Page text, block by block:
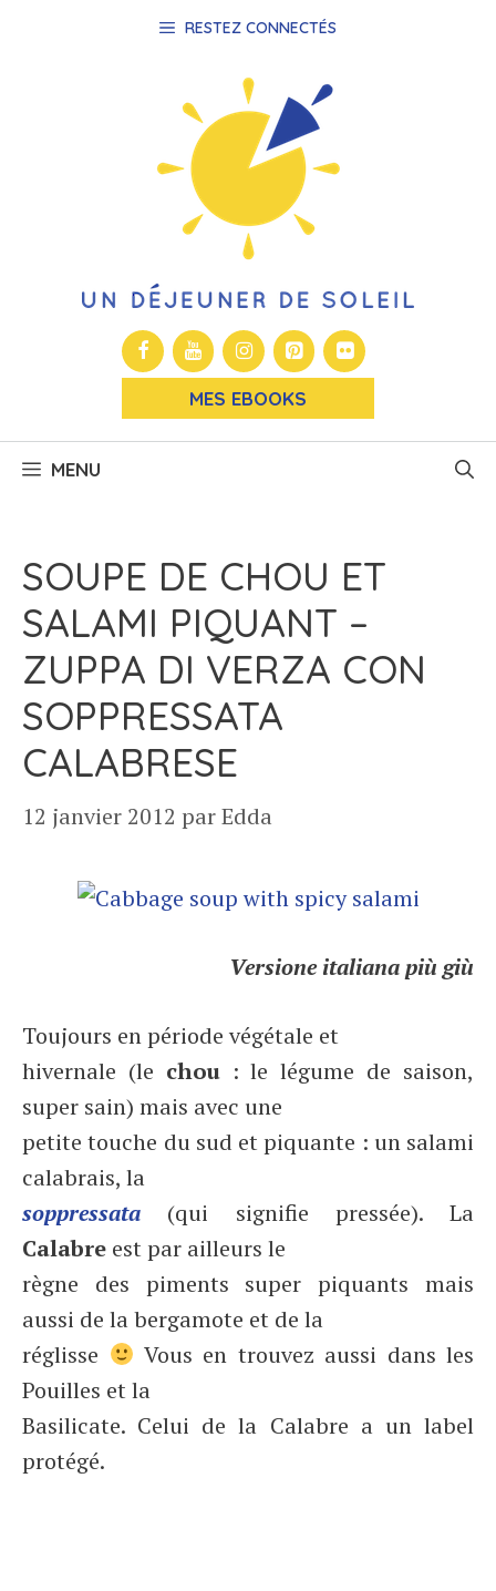
RESTEZ CONNECTÉS
MES EBOOKS
MENU
SOUPE DE CHOU ET
SALAMI PIQUANT –
ZUPPA DI VERZA CON
SOPPRESSATA
CALABRESE
12 janvier 2012 parEdda
Versione italiana più giù
Toujours en période végétale et
hivernale (le chou: le légume de saison,
super sain) mais avec une
petite touche du sud et piquante : un salami
calabrais, la
soppressata (qui signifie pressée). La
Calabre est par ailleurs le
règne des piments super piquants mais
aussi de la bergamote et de la
réglisse
Vous en trouvez aussi dans les
Pouilles et la
Basilicate. Celui de la Calabre a un label
protégé.